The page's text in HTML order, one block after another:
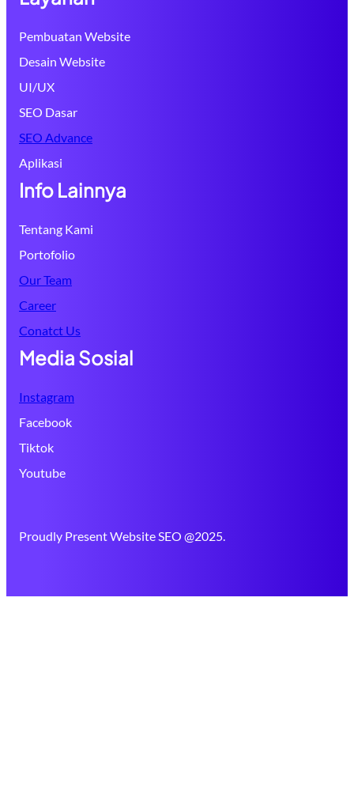
Pembuatan Website
Desain Website
UI/UX
SEO Dasar
SEO Advance
Aplikasi
Info Lainnya
Tentang Kami
Portofolio
Our Team
Career
Conatct Us
Media Sosial
Instagram
Facebook
Tiktok
Youtube
Proudly Present Website SEO @2025.